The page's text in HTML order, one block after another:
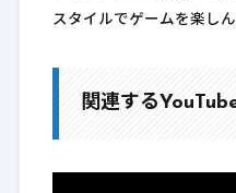
スタイルでゲームを楽しん
関連する